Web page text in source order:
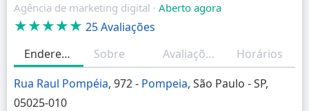
Agência de marketing digital · Aberto agora
★★★★★ 25 Avaliações
Endereço
Sobre Avaliações
Horários
Rua Raul Pompéia, 972 - Pompeia, São Paulo - SP,
05025-010